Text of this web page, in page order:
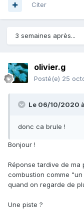
Citer
3 semaines après...
olivier.g
Posté(e) 25
Le 06/10/2020
donc ca brule !
Bonjour !
Réponse tardive de ma
combustion comme
quand on regarde de
Une piste ?